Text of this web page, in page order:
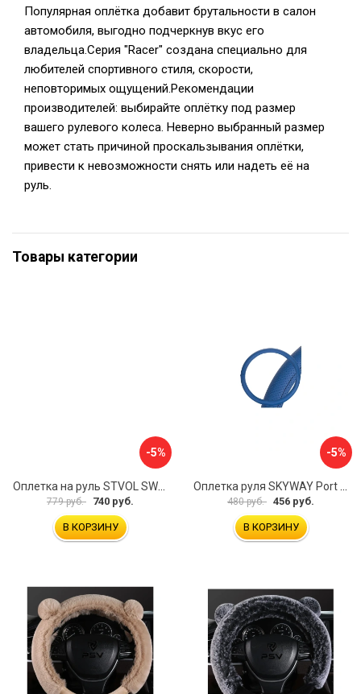
Популярная оплётка добавит брутальности в салон
автомобиля, выгодно подчеркнув вкус его
владельца.Серия "Racer" создана специально для
любителей спортивного стиля, скорости,
неповторимых ощущений.Рекомендации
производителей: выбирайте оплётку под размер
вашего рулевого колеса. Неверно выбранный размер
может стать причиной проскальзывания оплётки,
привести к невозможности снять или надеть её на
руль.
Товары категории
-5%
779 руб. 740 руб.
В КОРЗИНУ
-5%
480 руб. 456 руб.
В КОРЗИНУ